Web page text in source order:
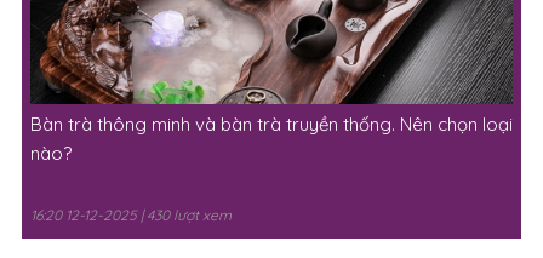
Bàn trà thông minh và bàn trà truyền thống. Nên chọn loại
nào?
16:20 12-12-2025 | 430 lượt xem